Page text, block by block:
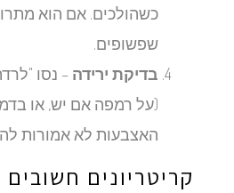
כשהולכים. אם הוא
שפשופים.
בדיקת ירידה– נסו "לרדת
(על רמפה אם יש, או
האצבעות לא אמורות
קריטריונים חשובים